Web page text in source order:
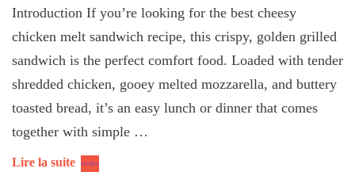
Introduction If you’re looking for the best cheesy
chicken melt sandwich recipe, this crispy, golden grilled
sandwich is the perfect comfort food. Loaded with tender
shredded chicken, gooey melted mozzarella, and buttery
toasted bread, it’s an easy lunch or dinner that comes
together with simple …
Lire la suite